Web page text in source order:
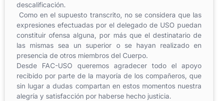
descalificación.
Como en el supuesto transcrito, no se considera que las
expresiones efectuadas por el delegado de USO puedan
constituir ofensa alguna, por más que el destinatario de
las mismas sea un superior o se hayan realizado en
presencia de otros miembros del Cuerpo.
Desde FAC-USO queremos agradecer todo el apoyo
recibido por parte de la mayoría de los compañeros, que
sin lugar a dudas compartan en estos momentos nuestra
alegría y satisfacción por haberse hecho justicia.